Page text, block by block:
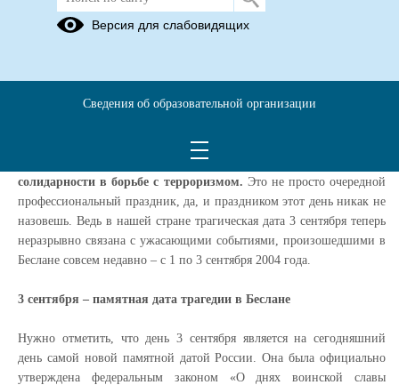
День солидарности в борьбе с
терроризмом
Ccылка на видео
В России ежегодно 3 сентября отмечается особая дата - День
солидарности в борьбе с терроризмом. Это не просто очередной
профессиональный праздник, да, и праздником этот день никак не
назовешь. Ведь в нашей стране трагическая дата 3 сентября теперь
неразрывно связана с ужасающими событиями, произошедшими в
Беслане совсем недавно – с 1 по 3 сентября 2004 года.
3 сентября – памятная дата трагедии в Беслане
Нужно отметить, что день 3 сентября является на сегодняшний
день самой новой памятной датой России. Она была официально
утверждена федеральным законом «О днях воинской славы
Версия для слабовидящих
Сведения об образовательной организации